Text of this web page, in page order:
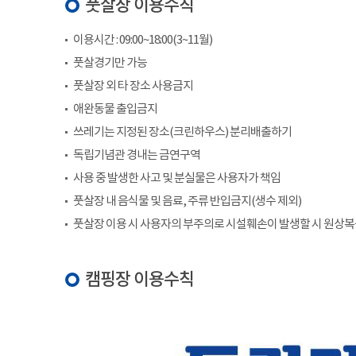
풋살장 이용수칙
이용시간 : 09:00~18:00(3~11월)
풋살경기만 가능
풋살장 외 타 장소 사용금지
애완동물 출입금지
쓰레기는 지정된 장소(크린하우스) 분리배출하기
독립기념관 경내는 금연구역
사용 중 발생한 사고 및 분실물은 사용자가 책임
풋살장 내 음식물 및 음료, 주류 반입금지(생수 제외)
풋살장 이용 시 사용자의 부주의로 시설훼손이 발생할 시 원상
캠핑장 이용수칙